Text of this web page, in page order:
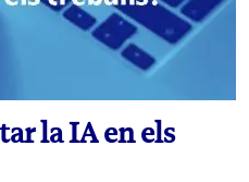
la IA en els